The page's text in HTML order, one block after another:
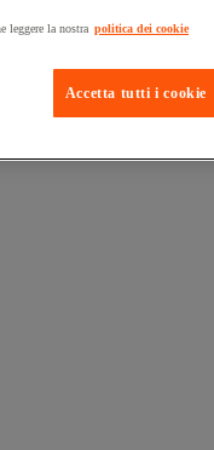
leggere la nostra politica dei cookie
Accetta tutti i cookie